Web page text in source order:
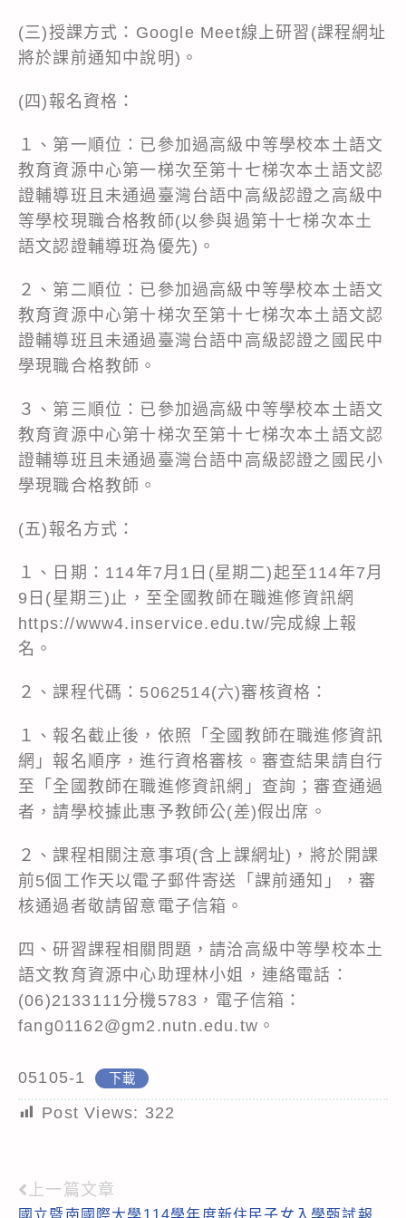
(三)授課方式：Google Meet線上研習(課程網址
將於課前通知中說明)。
(四)報名資格：
１、第一順位：已參加過高級中等學校本土語文
教育資源中心第一梯次至第十七梯次本土語文認
證輔導班且未通過臺灣台語中高級認證之高級中
等學校現職合格教師(以參與過第十七梯次本土
語文認證輔導班為優先)。
２、第二順位：已參加過高級中等學校本土語文
教育資源中心第十梯次至第十七梯次本土語文認
證輔導班且未通過臺灣台語中高級認證之國民中
學現職合格教師。
３、第三順位：已參加過高級中等學校本土語文
教育資源中心第十梯次至第十七梯次本土語文認
證輔導班且未通過臺灣台語中高級認證之國民小
學現職合格教師。
(五)報名方式：
１、日期：114年7月1日(星期二)起至114年7月
9日(星期三)止，至全國教師在職進修資訊網
https://www4.inservice.edu.tw/完成線上報
名。
２、課程代碼：5062514(六)審核資格：
１、報名截止後，依照「全國教師在職進修資訊
網」報名順序，進行資格審核。審查結果請自行
至「全國教師在職進修資訊網」查詢；審查通過
者，請學校據此惠予教師公(差)假出席。
２、課程相關注意事項(含上課網址)，將於開課
前5個工作天以電子郵件寄送「課前通知」，審
核通過者敬請留意電子信箱。
四、研習課程相關問題，請洽高級中等學校本土
語文教育資源中心助理林小姐，連絡電話：
(06)2133111分機5783，電子信箱：
fang01162@gm2.nutn.edu.tw。
05105-1 下載
Post Views: 322
Read
上一篇文章
國立暨南國際大學114學年度新住民子女入學甄試報